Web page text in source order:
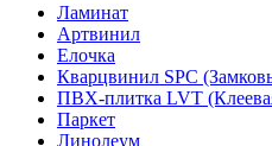
Ламинат
Артвинил
Елочка
Кварцвинил SPC
ПВХ-плитка LVT
Паркет
Линолеум